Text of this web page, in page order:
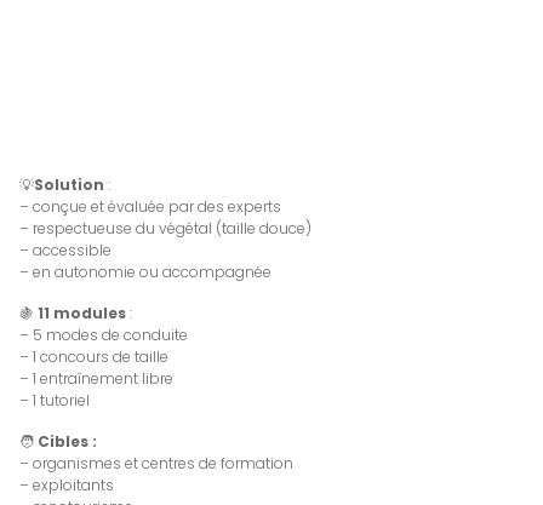
💡Solution :
– conçue et évaluée par des experts
– respectueuse du végétal (taille douce)
– accessible
– en autonomie ou accompagnée
🍇 11 modules:
– 5 modes de conduite
– 1 concours de taille
– 1 entraînement libre
– 1 tutoriel
🧑 Cibles :
– organismes et centres de formation
– exploitants